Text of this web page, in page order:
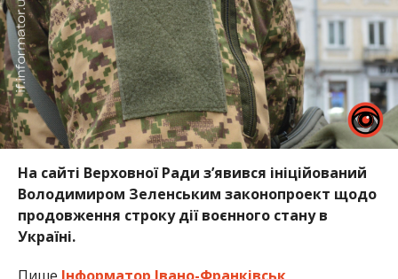
На сайті Верховної Ради з’явився ініційований
Володимиром Зеленським законопроект щодо
продовження строку дії воєнного стану в
Україні.
Пише Інформатор Івано-Франківськ